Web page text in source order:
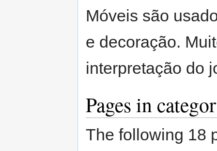
Móveis são
e decoração.
interpretação do
Pages in
The following 18